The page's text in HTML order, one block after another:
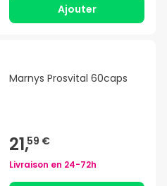
Ajouter
Marnys Prosvital 60caps
21,59 €
Livraison en 24-72h